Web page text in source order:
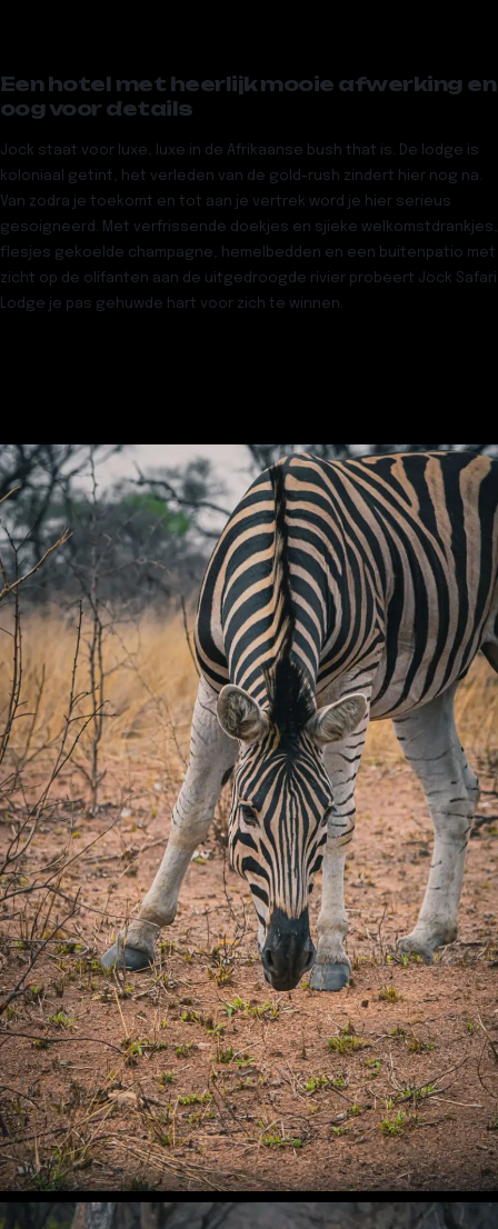
Een hotel met heerlijk mooie afwerking en
oog voor details
Jock staat voor luxe, luxe in de Afrikaanse bush that is. De lodge is
koloniaal getint, het verleden van de gold-rush zindert hier nog na.
Van zodra je toekomt en tot aan je vertrek word je hier serieus
gesoigneerd. Met verfrissende doekjes en sjieke welkomstdrankjes,
flesjes gekoelde champagne, hemelbedden en een buitenpatio met
zicht op de olifanten aan de uitgedroogde rivier probeert Jock Safari
Lodge je pas gehuwde hart voor zich te winnen.